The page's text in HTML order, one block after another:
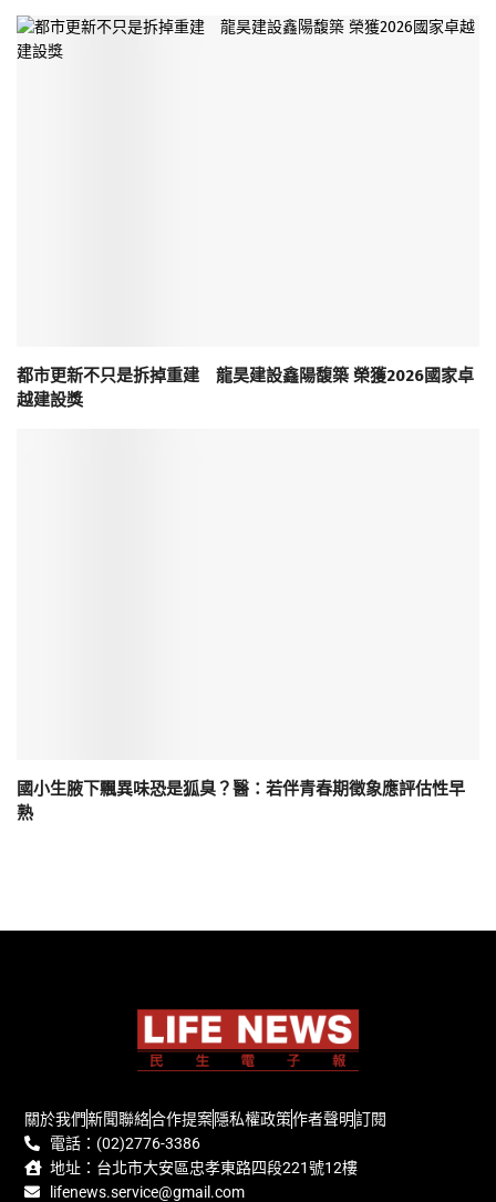
都市更新不只是拆掉重建 龍昊建設鑫陽馥築 榮獲2026國家卓
越建設獎
國小生腋下飄異味恐是狐臭？醫：若伴青春期徵象應評估性早
熟
關於我們新聞聯絡合作提案隱私權政策作者聲明訂閱
電話：(02)2776-3386
地址：台北市大安區忠孝東路四段221號12樓
lifenews.service@gmail.com